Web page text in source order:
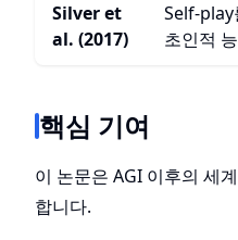
Silver et
al. (2017)
Self-play
초인적
핵심 기여
이 논문은 AGI 이후의 세
합니다.